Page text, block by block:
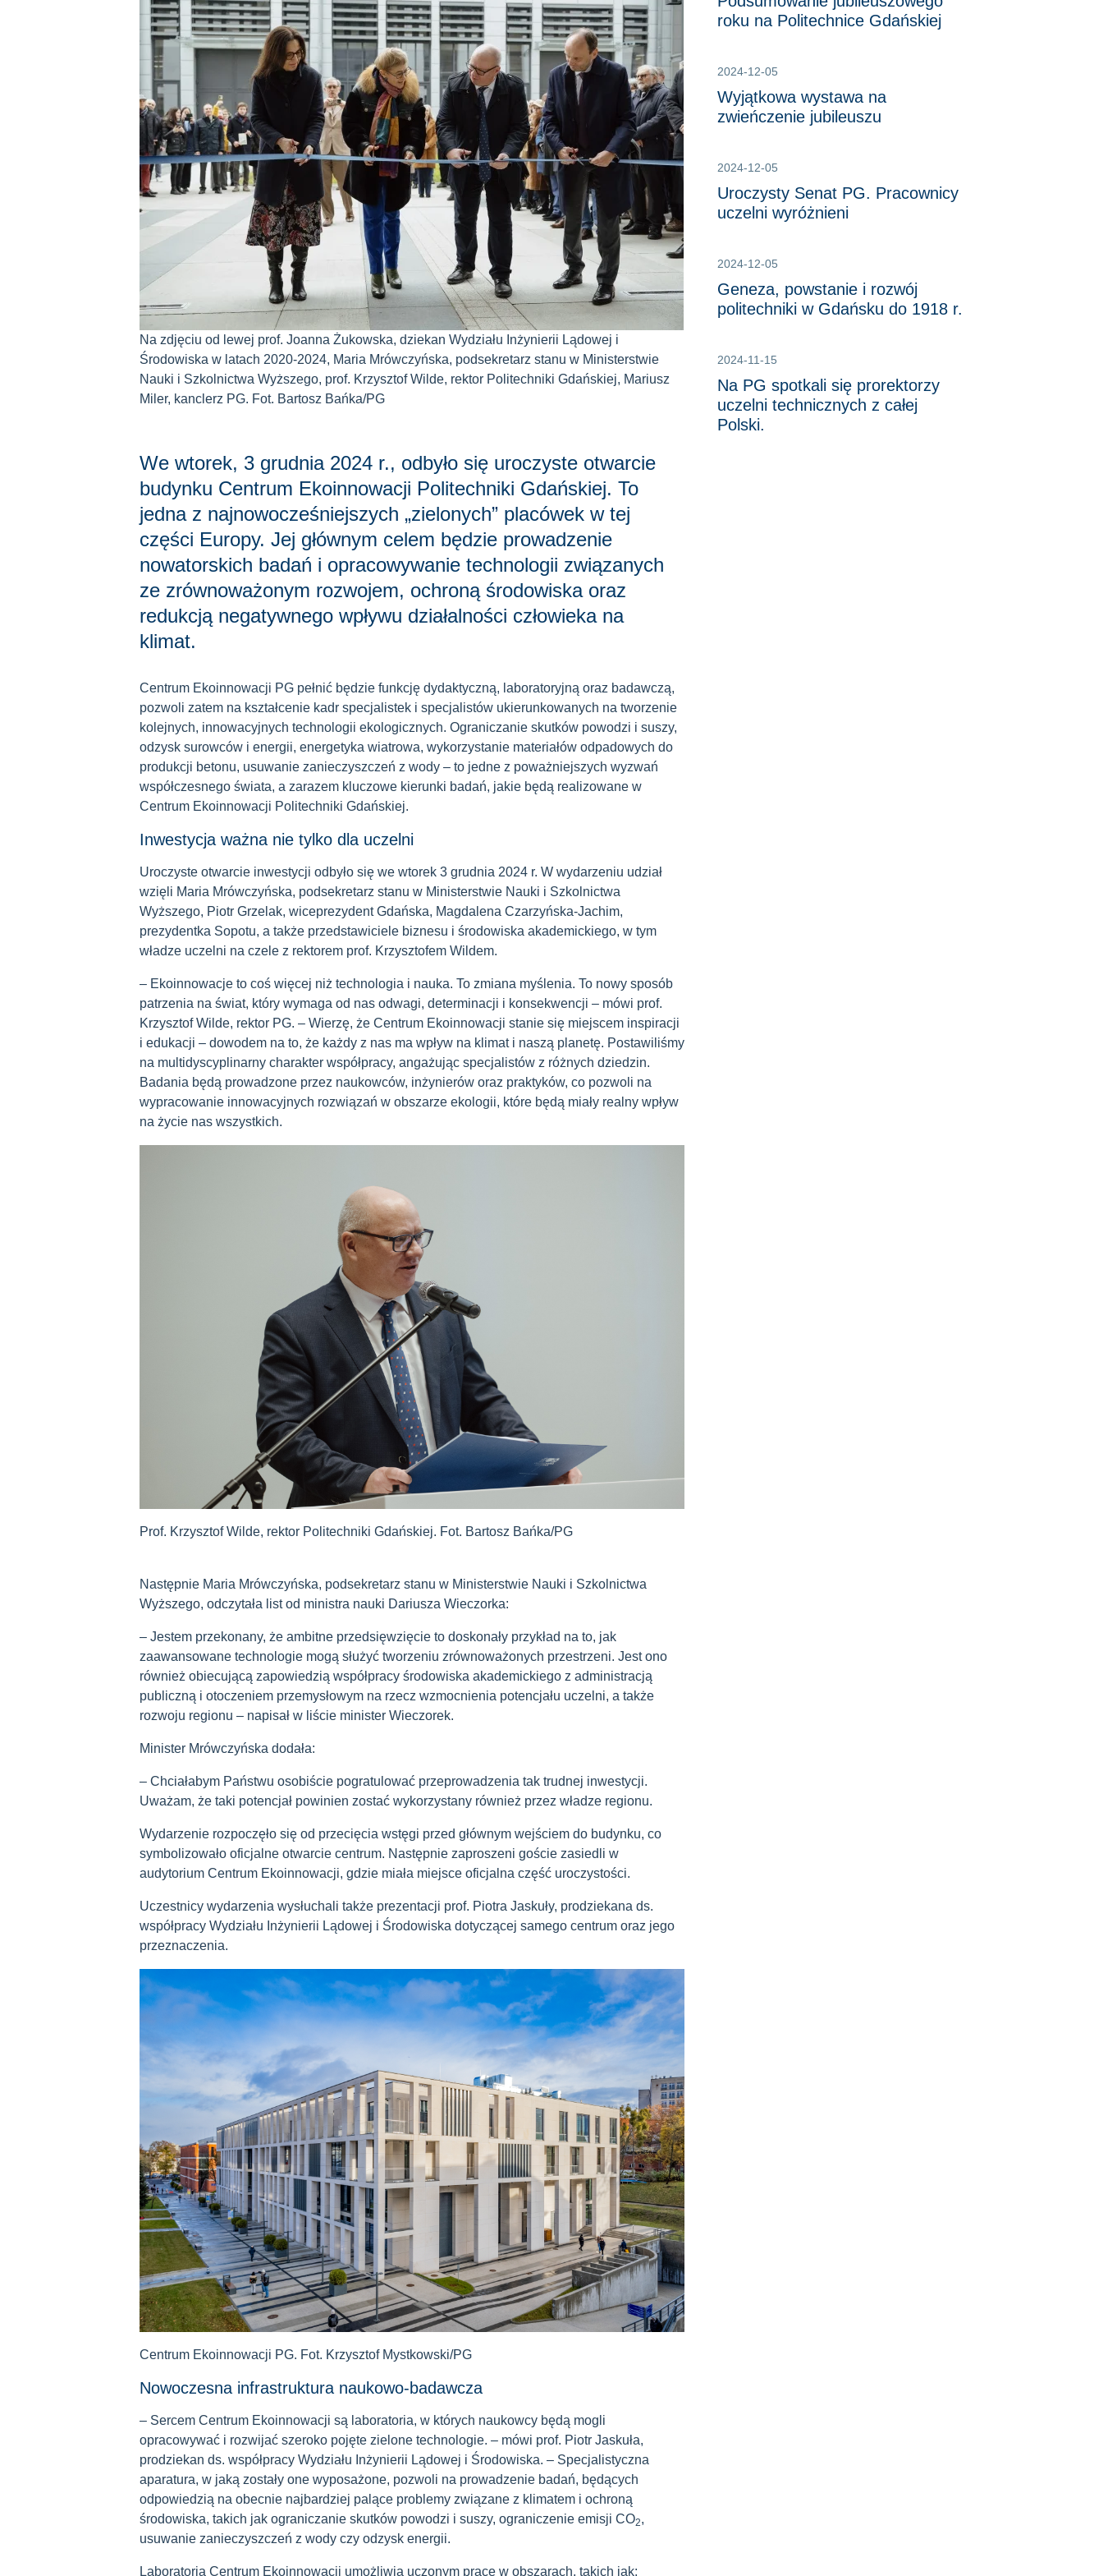
Na zdjęciu od lewej prof. Joanna Żukowska, dziekan Wydziału Inżynierii Lądowej i
Środowiska w latach 2020-2024, Maria Mrówczyńska, podsekretarz stanu w Ministerstwie
Nauki i Szkolnictwa Wyższego, prof. Krzysztof Wilde, rektor Politechniki Gdańskiej, Mariusz
Miler, kanclerz PG. Fot. Bartosz Bańka/PG
We wtorek, 3 grudnia 2024 r., odbyło się uroczyste otwarcie
budynku Centrum Ekoinnowacji Politechniki Gdańskiej. To
jedna z najnowocześniejszych „zielonych” placówek w tej
części Europy. Jej głównym celem będzie prowadzenie
nowatorskich badań i opracowywanie technologii związanych
ze zrównoważonym rozwojem, ochroną środowiska oraz
redukcją negatywnego wpływu działalności człowieka na
klimat.
Centrum Ekoinnowacji PG pełnić będzie funkcję dydaktyczną, laboratoryjną oraz badawczą,
pozwoli zatem na kształcenie kadr specjalistek i specjalistów ukierunkowanych na tworzenie
kolejnych, innowacyjnych technologii ekologicznych. Ograniczanie skutków powodzi i suszy,
odzysk surowców i energii, energetyka wiatrowa, wykorzystanie materiałów odpadowych do
produkcji betonu, usuwanie zanieczyszczeń z wody – to jedne z poważniejszych wyzwań
współczesnego świata, a zarazem kluczowe kierunki badań, jakie będą realizowane w
Centrum Ekoinnowacji Politechniki Gdańskiej.
Inwestycja ważna nie tylko dla uczelni
Uroczyste otwarcie inwestycji odbyło się we wtorek 3 grudnia 2024 r. W wydarzeniu udział
wzięli Maria Mrówczyńska, podsekretarz stanu w Ministerstwie Nauki i Szkolnictwa
Wyższego, Piotr Grzelak, wiceprezydent Gdańska, Magdalena Czarzyńska-Jachim,
prezydentka Sopotu, a także przedstawiciele biznesu i środowiska akademickiego, w tym
władze uczelni na czele z rektorem prof. Krzysztofem Wildem.
– Ekoinnowacje to coś więcej niż technologia i nauka. To zmiana myślenia. To nowy sposób
patrzenia na świat, który wymaga od nas odwagi, determinacji i konsekwencji – mówi prof.
Krzysztof Wilde, rektor PG. – Wierzę, że Centrum Ekoinnowacji stanie się miejscem inspiracji
i edukacji – dowodem na to, że każdy z nas ma wpływ na klimat i naszą planetę. Postawiliśmy
na multidyscyplinarny charakter współpracy, angażując specjalistów z różnych dziedzin.
Badania będą prowadzone przez naukowców, inżynierów oraz praktyków, co pozwoli na
wypracowanie innowacyjnych rozwiązań w obszarze ekologii, które będą miały realny wpływ
na życie nas wszystkich.
Prof. Krzysztof Wilde, rektor Politechniki Gdańskiej. Fot. Bartosz Bańka/PG
Następnie Maria Mrówczyńska, podsekretarz stanu w Ministerstwie Nauki i Szkolnictwa
Wyższego, odczytała list od ministra nauki Dariusza Wieczorka:
– Jestem przekonany, że ambitne przedsięwzięcie to doskonały przykład na to, jak
zaawansowane technologie mogą służyć tworzeniu zrównoważonych przestrzeni. Jest ono
również obiecującą zapowiedzią współpracy środowiska akademickiego z administracją
publiczną i otoczeniem przemysłowym na rzecz wzmocnienia potencjału uczelni, a także
rozwoju regionu – napisał w liście minister Wieczorek.
Minister Mrówczyńska dodała:
– Chciałabym Państwu osobiście pogratulować przeprowadzenia tak trudnej inwestycji.
Uważam, że taki potencjał powinien zostać wykorzystany również przez władze regionu.
Wydarzenie rozpoczęło się od przecięcia wstęgi przed głównym wejściem do budynku, co
symbolizowało oficjalne otwarcie centrum. Następnie zaproszeni goście zasiedli w
audytorium Centrum Ekoinnowacji, gdzie miała miejsce oficjalna część uroczystości.
Uczestnicy wydarzenia wysłuchali także prezentacji prof. Piotra Jaskuły, prodziekana ds.
współpracy Wydziału Inżynierii Lądowej i Środowiska dotyczącej samego centrum oraz jego
przeznaczenia.
Centrum Ekoinnowacji PG. Fot. Krzysztof Mystkowski/PG
Nowoczesna infrastruktura naukowo-badawcza
– Sercem Centrum Ekoinnowacji są laboratoria, w których naukowcy będą mogli
opracowywać i rozwijać szeroko pojęte zielone technologie. – mówi prof. Piotr Jaskuła,
prodziekan ds. współpracy Wydziału Inżynierii Lądowej i Środowiska. – Specjalistyczna
aparatura, w jaką zostały one wyposażone, pozwoli na prowadzenie badań, będących
odpowiedzią na obecnie najbardziej palące problemy związane z klimatem i ochroną
środowiska, takich jak ograniczanie skutków powodzi i suszy, ograniczenie emisji CO2,
usuwanie zanieczyszczeń z wody czy odzysk energii.
Laboratoria Centrum Ekoinnowacji umożliwią uczonym pracę w obszarach, takich jak:
roku na Politechnice Gdańskiej
2024-12-05
Wyjątkowa wystawa na
zwieńczenie jubileuszu
2024-12-05
Uroczysty Senat PG. Pracownicy
uczelni wyróżnieni
2024-12-05
Geneza, powstanie i rozwój
politechniki w Gdańsku do 1918 r.
2024-11-15
Na PG spotkali się prorektorzy
uczelni technicznych z całej
Polski.